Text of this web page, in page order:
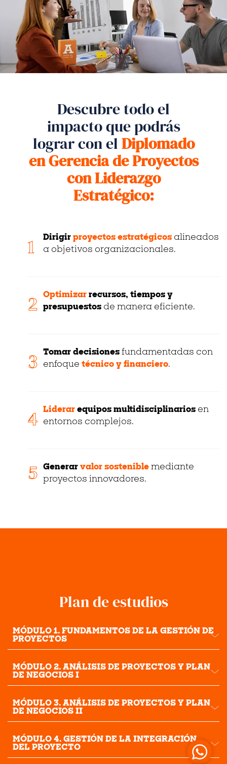
Descubre todo el
impacto que podrás
lograr con elDiplomado
en Gerencia de Proyectos
con Liderazgo
Estratégico:
1 Dirigir proyectos estratégicos alineados
a objetivos organizacionales.
2 Optimizar recursos, tiempos y
presupuestos de manera eficiente.
3 Tomar decisiones fundamentadas con
enfoque técnico y financiero.
4 Liderar equipos multidisciplinarios en
entornos complejos.
5 Generar valor sostenible mediante
proyectos innovadores.
Plan de estudios
MÓDULO 1. FUNDAMENTOS DE LA GESTIÓN DE
PROYECTOS
MÓDULO 2. ANÁLISIS DE PROYECTOS Y PLAN
DE NEGOCIOS I
MÓDULO 3. ANÁLISIS DE PROYECTOS Y PLAN
DE NEGOCIOS II
MÓDULO 4. GESTIÓN DE LA INTEGRACIÓN
DEL PROYECTO